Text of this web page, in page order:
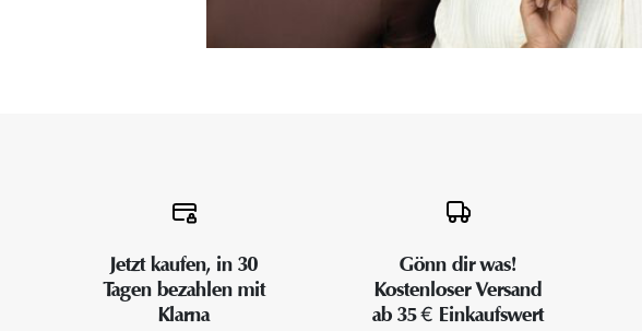
Jetzt kaufen, in 30
Tagen bezahlen mit
Klarna
Gönn dir was!
Kostenloser Versand
ab 35 € Einkaufswert